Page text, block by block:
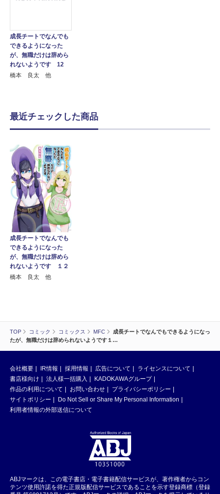
TOP コミック コミックス MFC
成長チートでなんでもできるようになっ
たが、無職だけは辞められないようです１…
成長チートでなんでも
できるようになった
が、無職だけは辞めら
れないようです 12
橋本 良太 他
最近チェックした商品
成長チートでなんでも
できるようになった
が、無職だけは辞めら
れないようです １２
橋本 良太 他
会社概要 IR情報 採用情報 広告について
ライセンスについて
書店様向け
法人様一括購入
KADOKAWAグループ
作品の利用について
お問い合わせ
プライバシーポリシー
サイトポリシー
Do Not Sell or Share My Personal Information
利用者情報の外部送信について
ABJマークは、この電子書店・電子書籍配信サービスが、著作権者からコン
テンツ使用許諾を得た正規版配信サービスであることを示す登録商標（登録